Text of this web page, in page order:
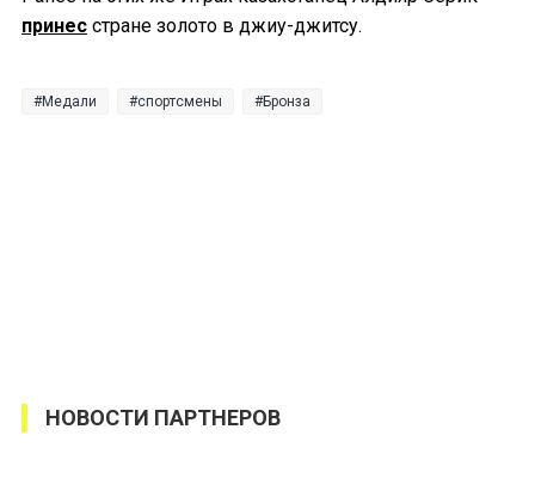
принес стране золото в джиу-джитсу.
Медали спортсмены Бронза
НОВОСТИ ПАРТНЕРОВ